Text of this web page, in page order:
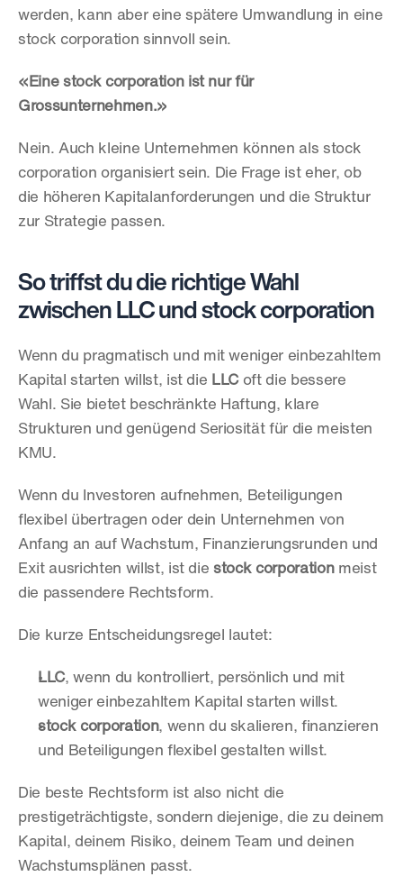
werden, kann aber eine spätere Umwandlung in eine
stock corporation sinnvoll sein.
«Eine stock corporation ist nur für
Grossunternehmen.»
Nein. Auch kleine Unternehmen können als stock
corporation organisiert sein. Die Frage ist eher, ob
die höheren Kapitalanforderungen und die Struktur
zur Strategie passen.
So triffst du die richtige Wahl
zwischen LLC und stock corporation
Wenn du pragmatisch und mit weniger einbezahltem
Kapital starten willst, ist die LLC oft die bessere
Wahl. Sie bietet beschränkte Haftung, klare
Strukturen und genügend Seriosität für die meisten
KMU.
Wenn du Investoren aufnehmen, Beteiligungen
flexibel übertragen oder dein Unternehmen von
Anfang an auf Wachstum, Finanzierungsrunden und
Exit ausrichten willst, ist die stock corporation meist
die passendere Rechtsform.
Die kurze Entscheidungsregel lautet:
LLC, wenn du kontrolliert, persönlich und mit
weniger einbezahltem Kapital starten willst.
stock corporation, wenn du skalieren, finanzieren
und Beteiligungen flexibel gestalten willst.
Die beste Rechtsform ist also nicht die
prestigeträchtigste, sondern diejenige, die zu deinem
Kapital, deinem Risiko, deinem Team und deinen
Wachstumsplänen passt.